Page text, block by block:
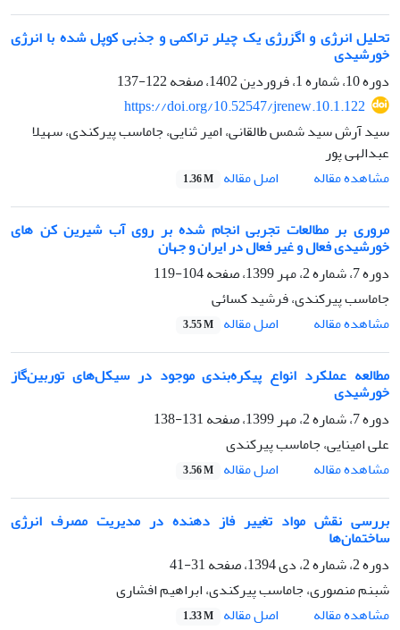
تحلیل انرژی و اگزرژی یک چیلر تراکمی و جذبی کوپل شده با انرژی
خورشیدی
دوره 10، شماره 1، فروردین 1402، صفحه
122-137
https://doi.org/10.52547/jrenew.10.1.122
سید آرش سید شمس طالقانی، امیر ثنایی، جاماسب پیرکندی، سهیلا
عبدالهی پور
مشاهده مقاله
اصل مقاله 1.36 M
مروری بر مطالعات تجربی انجام شده بر روی آب شیرین کن های
خورشیدی فعال و غیر فعال در ایران و جهان
دوره 7، شماره 2، مهر 1399، صفحه
104-119
جاماسب پیرکندی، فرشید کسائی
مشاهده مقاله
اصل مقاله 3.55 M
مطالعه عملکرد انواع پیکره‌بندی موجود در سیکل‌های توربین‌گاز
خورشیدی
دوره 7، شماره 2، مهر 1399، صفحه
131-138
علی امینایی، جاماسب پیرکندی
مشاهده مقاله
اصل مقاله 3.56 M
بررسی نقش مواد تغییر فاز دهنده در مدیریت مصرف انرژی
ساختمان‌ها‌
دوره 2، شماره 2، دی 1394، صفحه
31-41
شبنم منصوری، جاماسب پیرکندی، ابراهیم افشاری
مشاهده مقاله
اصل مقاله 1.33 M